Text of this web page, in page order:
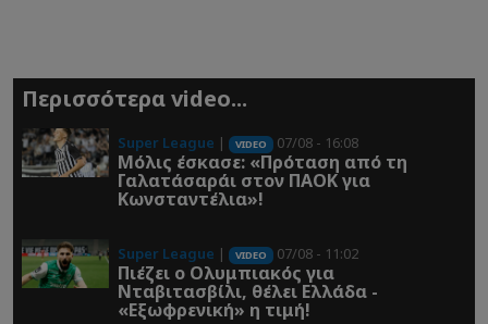
Περισσότερα video...
Super League | VIDEO 07/08 - 16:08
Μόλις έσκασε: «Πρόταση από τη
Γαλατάσαράι στον ΠΑΟΚ για
Κωνσταντέλια»!
Super League | VIDEO 07/08 - 11:02
Πιέζει ο Ολυμπιακός για
Νταβιτασβίλι, θέλει Ελλάδα -
«Εξωφρενική» η τιμή!